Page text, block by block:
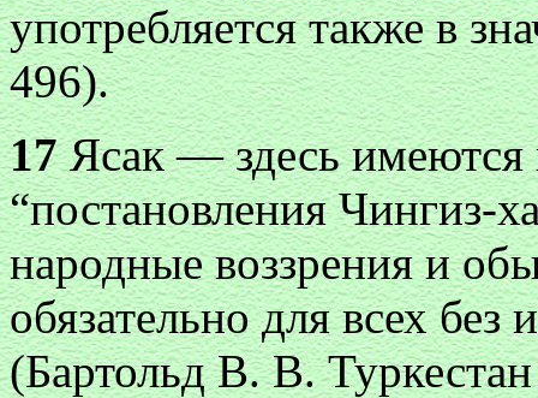
употребляется также в
496).
17Ясак — здесь имеются
“постановления Чингиз-
народные воззрения и
обязательно для всех
(Бартольд В. В.